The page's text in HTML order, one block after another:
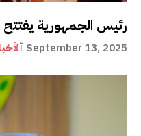
رئيس الجمهورية
September 13, 2025